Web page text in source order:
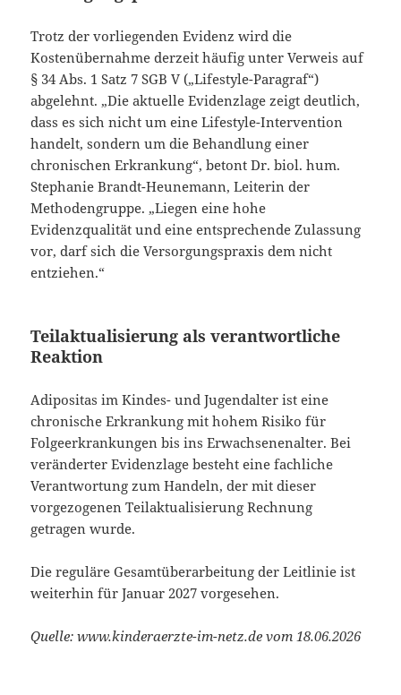
Trotz der vorliegenden Evidenz wird die
Kostenübernahme derzeit häufig unter Verweis auf
§ 34 Abs. 1 Satz 7 SGB V („Lifestyle-Paragraf“)
abgelehnt. „Die aktuelle Evidenzlage zeigt deutlich,
dass es sich nicht um eine Lifestyle-Intervention
handelt, sondern um die Behandlung einer
chronischen Erkrankung“, betont Dr. biol. hum.
Stephanie Brandt-Heunemann, Leiterin der
Methodengruppe. „Liegen eine hohe
Evidenzqualität und eine entsprechende Zulassung
vor, darf sich die Versorgungspraxis dem nicht
entziehen.“
Teilaktualisierung als verantwortliche
Reaktion
Adipositas im Kindes- und Jugendalter ist eine
chronische Erkrankung mit hohem Risiko für
Folgeerkrankungen bis ins Erwachsenenalter. Bei
veränderter Evidenzlage besteht eine fachliche
Verantwortung zum Handeln, der mit dieser
vorgezogenen Teilaktualisierung Rechnung
getragen wurde.
Die reguläre Gesamtüberarbeitung der Leitlinie ist
weiterhin für Januar 2027 vorgesehen.
Quelle: www.kinderaerzte-im-netz.de vom 18.06.2026